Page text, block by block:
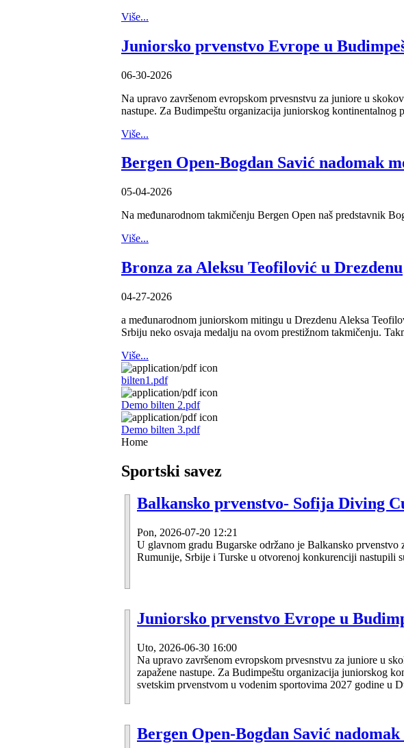
Više...
Juniorsko prvenstvo Evrope u
06-30-2026
Na upravo završenom evropskom prvesnstvu za juniore u
nastupe. Za Budimpeštu organizacija juniorskog kontinentalnog
Više...
Bergen Open-Bogdan Savić nadomak
05-04-2026
Na međunarodnom takmičenju Bergen Open naš predstavnik
Više...
Bronza za Aleksu Teofilović u Drezdenu
04-27-2026
a međunarodnom juniorskom mitingu u Drezdenu Aleksa
Srbiju neko osvaja medalju na ovom prestižnom takmičenju.
Više...
bilten1.pdf
Demo bilten 2.pdf
Demo bilten 3.pdf
Home
Sportski savez
Balkansko prvenstvo- Sofija Diving
Pon, 2026-07-20 12:21
U glavnom gradu Bugarske održano je Balkansko
Rumunije, Srbije i Turske u otvorenoj konkurenciji nastupili
Juniorsko prvenstvo Evrope u
Uto, 2026-06-30 16:00
Na upravo završenom evropskom prvesnstvu za juniore u
zapažene nastupe. Za Budimpeštu organizacija juniorskog
svetskim prvenstvom u vodenim sportovima 2027 godine u
Bergen Open-Bogdan Savić